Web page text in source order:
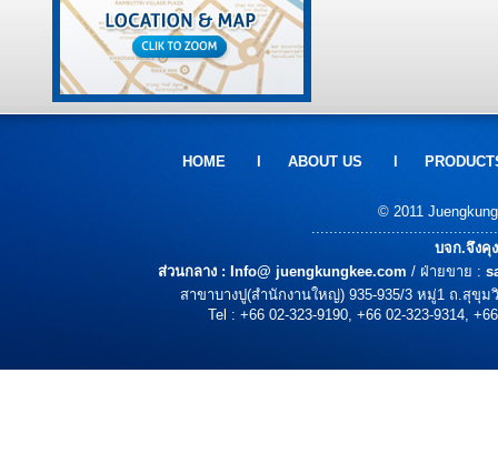
HOMEl ABOUT US
© 2011
บจก.จึงคุ
ส่วนกลาง : Info@ juengkungkee.com / ฝ่ายขาย :
สาขาบางปู(สำนักงานใหญ่) 935-935/3 หมู่1 ถ.สุขุ
Tel : +66 02-323-9190, +66 02-323-9314,